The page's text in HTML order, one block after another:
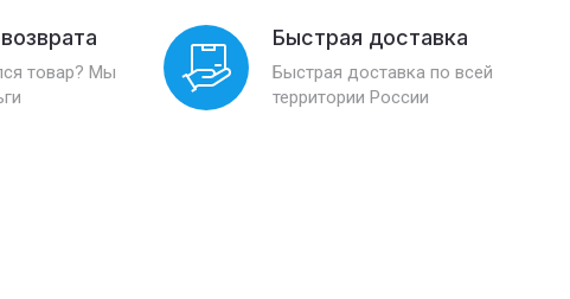
товар? Мы
Быстрая доставка
Быстрая доставка по всей
территории России